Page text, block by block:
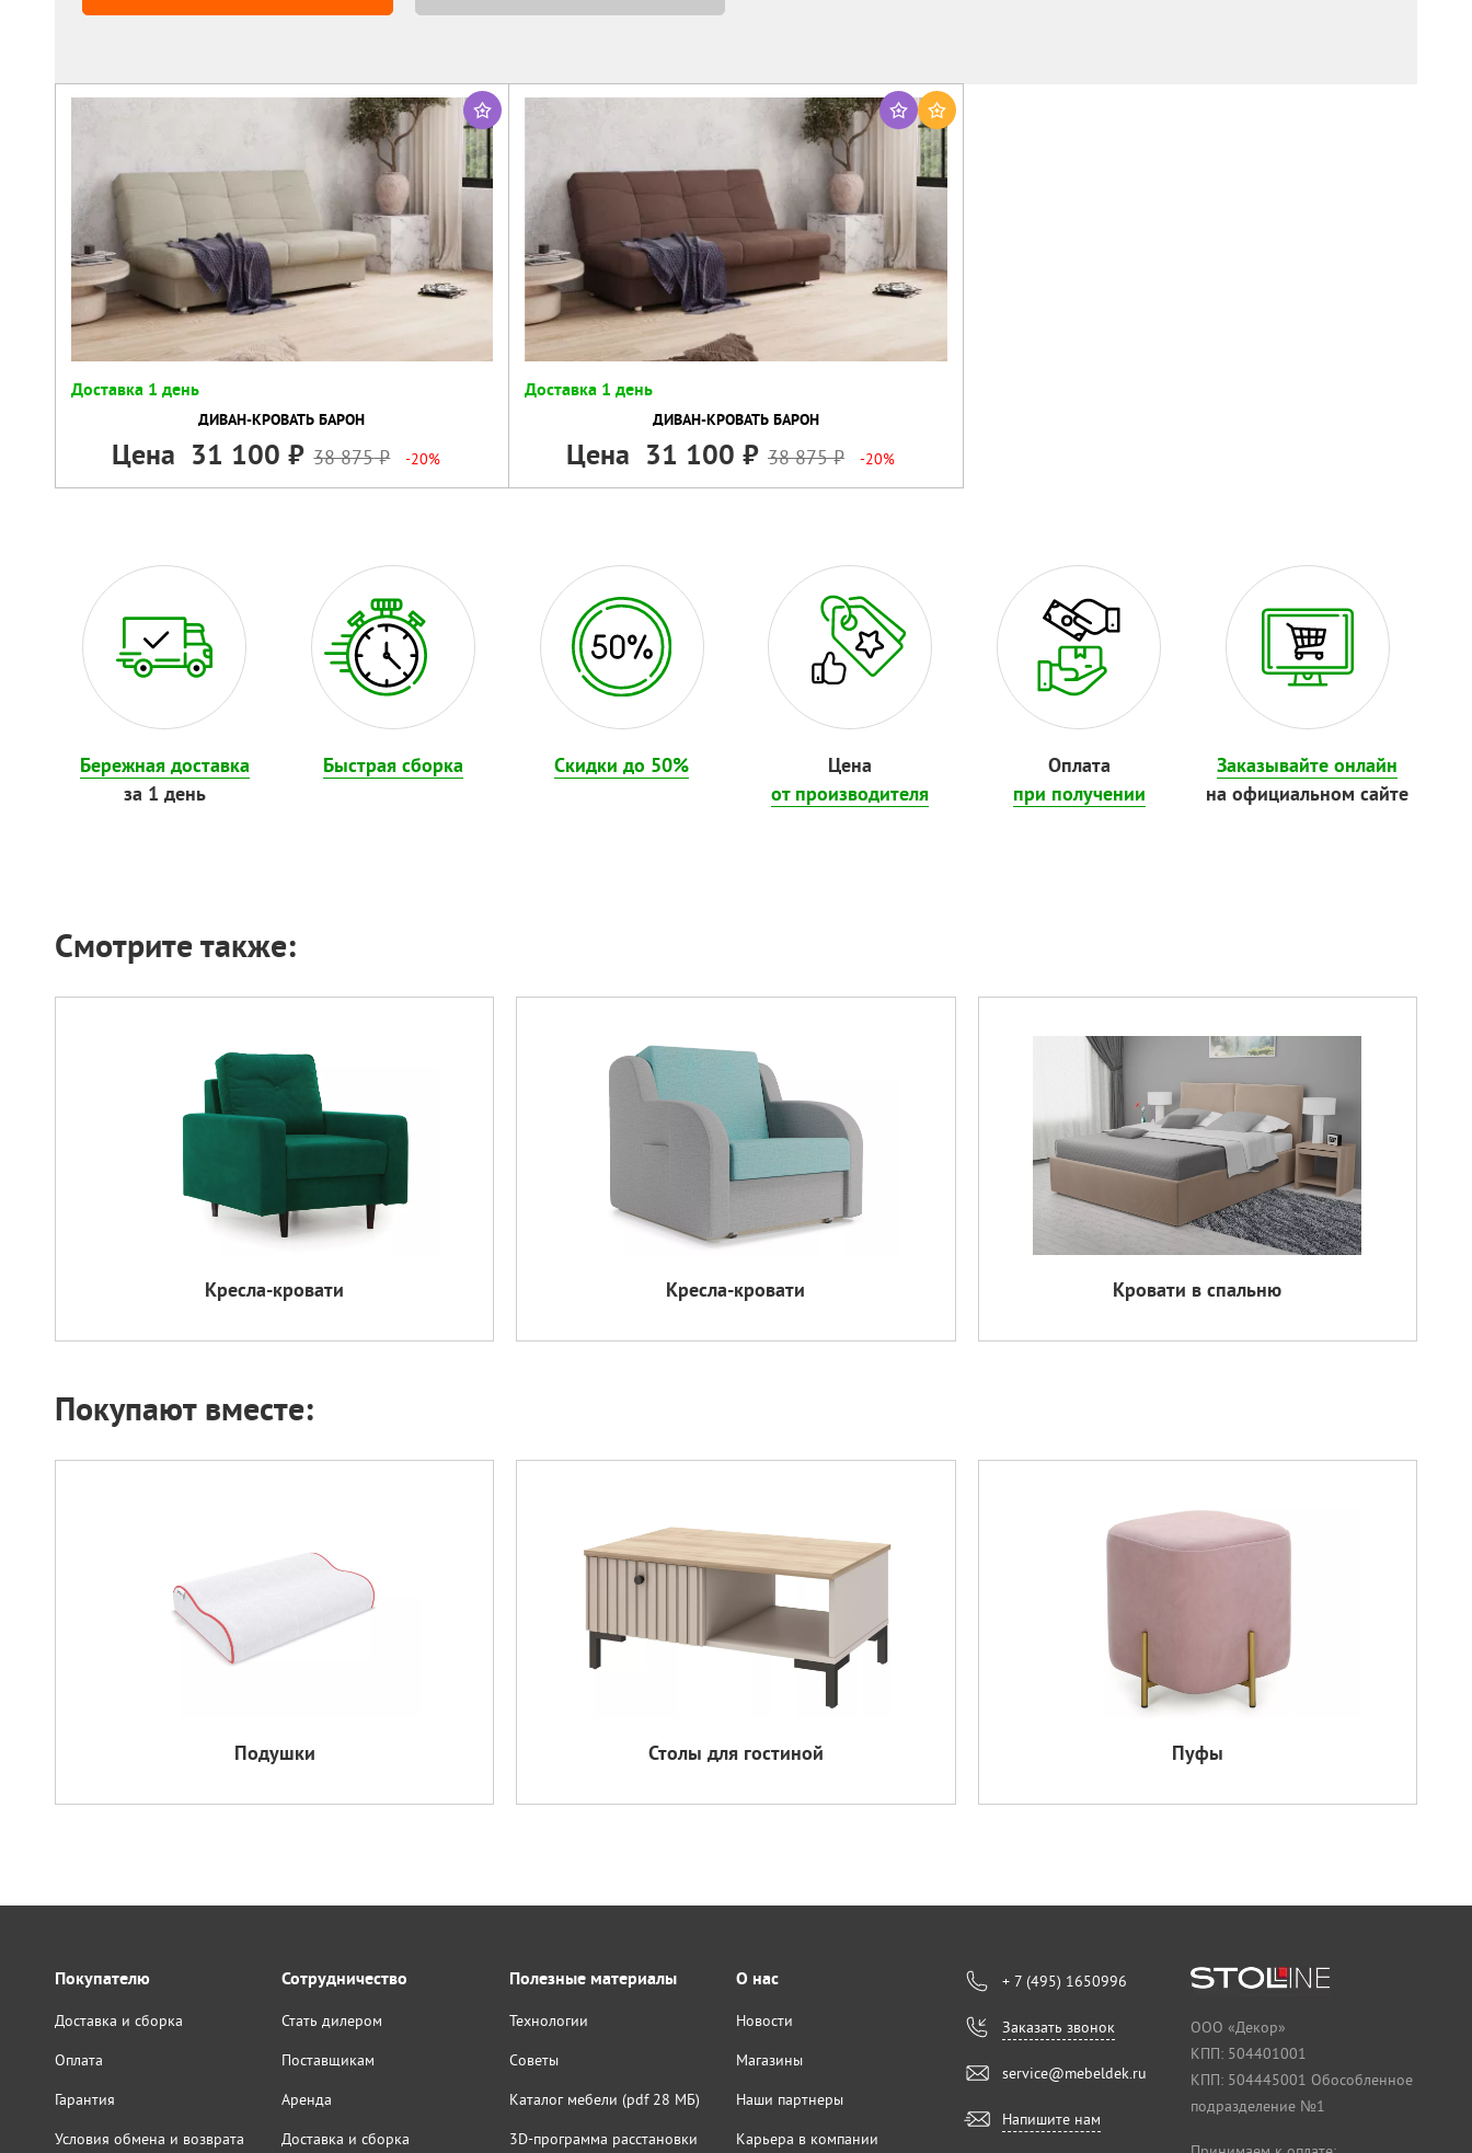
Доставка 1 день
ДИВАН-КРОВАТЬ БАРОН
Цена 31 100 38 875 -20%
Доставка 1 день
ДИВАН-КРОВАТЬ БАРОН
Цена 31 100 38 875 -20%
Бережная доставка
за 1 день
Быстрая сборка Скидки до 50%
Цена
от производителя
Оплата
при получении
Заказывайте онлайн
на официальном сайте
Смотрите также:
Кресла-кровати Кресла-кровати Кровати в спальню
Покупают вместе:
Подушки Столы для гостиной Пуфы
Покупателю
Доставка и сборка
Оплата
Гарантия
Условия обмена и возврата
Сотрудничество
Стать дилером
Поставщикам
Аренда
Доставка и сборка
Полезные материалы
Технологии
Советы
Каталог мебели (pdf 28 МБ)
3D-программа расстановки
О нас
Новости
Магазины
Наши партнеры
Карьера в компании
+ 7 (495) 1650996
Заказать звонок
service@mebeldek.ru
Напишите нам
ООО «Декор»
КПП: 504401001
КПП: 504445001 Обособленное
подразделение №1